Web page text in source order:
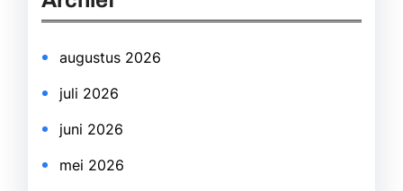
c
augustus 2026
juli 2026
juni 2026
mei 2026